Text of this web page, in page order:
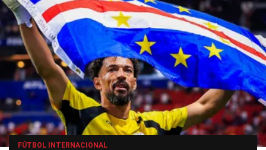
FÚTBOL INTERNACIONAL